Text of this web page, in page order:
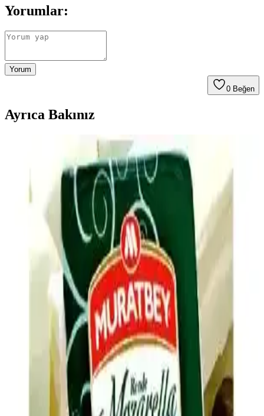
Yorumlar:
Yorum
0 Beğen
Ayrıca Bakınız
Ev Yapımı Mac and Cheese'in Market Ürünleri Gibi
Tat Vermemesinin Nedenleri ve Çözümleri
Ev yapımı mac and cheese tariflerinde market ürünlerindeki
karakteristik tadın yakalanamamasının nedenleri; peynir karışımı,
asidik bileşenler, tuz ve baharat dengesi ile pişirme teknikleri
Evde Ucuz ve Doyurucu Tuzlu Atıştırmalık
Seçenekleri ve Hazırlama Yöntemleri
Evde kolay hazırlanabilen, ekonomik ve doyurucu tuzlu
atıştırmalıklar iş çıkışı açlığını hızlıca giderir. Dondurulmuş ürünler,
kuruyemişler, sebzeler ve peynir gibi seçenekler sağlıklı alternatifler
Hash Brown Casserole Tarifinde Lezzeti Artıran
Malzeme ve Püf Noktaları
Hash brown casserole, donmuş patates, kremalı tavuk çorbası ve
cheddar peyniriyle hazırlanır. Soğan, pastırma, baharatlar ve çıtır üst
malzeme ile lezzeti artırılır, patateslerin kurutulması dokuyu